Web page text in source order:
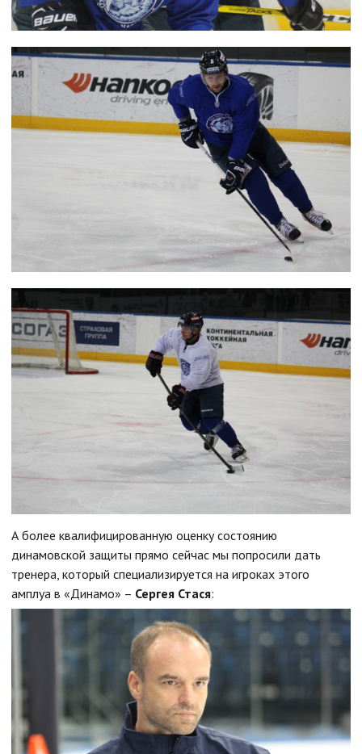
А более квалифицированную оценку состоянию
динамовской защиты прямо сейчас мы попросили дать
тренера, который специализируется на игроках этого
амплуа в «Динамо» – Сергея Стася: